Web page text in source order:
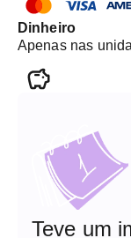
Dinheiro
Apenas nas
Teve um